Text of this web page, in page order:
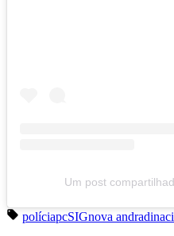
Um post
políciapcSIGnova andradina